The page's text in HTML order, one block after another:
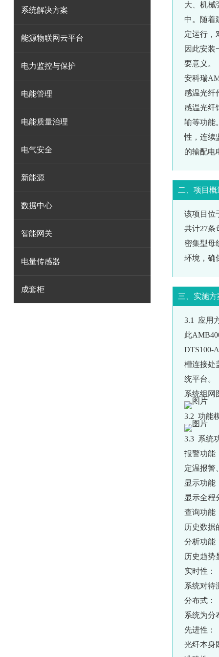
系统解决方案
能源物联网云平台
电力监控与保护
电能管理
电能质量治理
电气安全
新能源
数据中心
智能网关
电量传感器
成套柜
大、机械
中。随着
定运行，
因此安装
要意义。
安科瑞
感温光纤
感温光纤
输等功能
性，连续
的输配电
二、项目概
该项目位
共计27条
密集型母
环境，确
三、实施方
3.1 应用
此
DTS100-
槽连接处
统平台。
系统组网
3.2 功能
3.3 系统
报警功能
定温报警
显示功能
显示全程
查询功能
历史数据
分析功能
历史趋势
实时性：
系统对待
分布式：
系统为分
先进性：
光纤本身